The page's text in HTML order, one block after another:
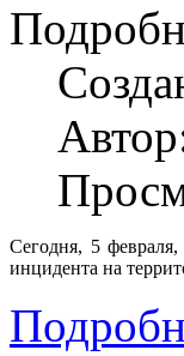
Сегодня, 5
инцидента на